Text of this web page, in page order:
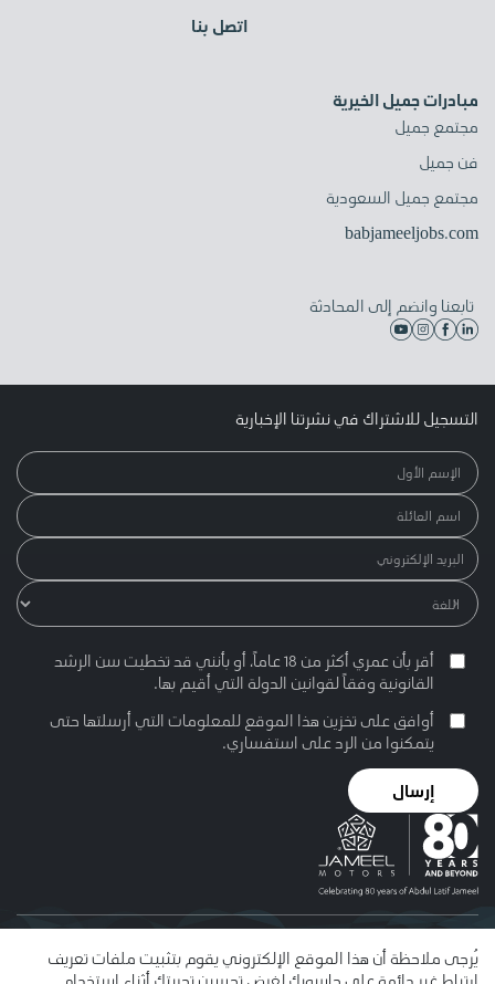
اتصل بنا
مبادرات جميل الخيرية
مجتمع جميل
فن جميل
مجتمع جميل السعودية
babjameeljobs.com
تابعنا وانضم إلى المحادثة
التسجيل للاشتراك في نشرتنا الإخبارية
أقر بأن عمري أكثر من 18 عاماً، أو بأنني قد تخطيت سن الرشد
القانونية وفقاً لقوانين الدولة التي أقيم بها.
أوافق على تخزين هذا الموقع للمعلومات التي أرسلتها حتى
يتمكنوا من الرد على استفساري.
إرسال
لشروط الاستخدام . إن اسم عبد اللطيف جميل واسم جميل للسيارات
يُرجى ملاحظة أن هذا الموقع الإلكتروني يقوم بتثبيت ملفات تعريف